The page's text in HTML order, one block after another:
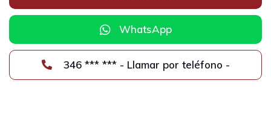
WhatsApp
346 *** *** - Llamar por teléfono -